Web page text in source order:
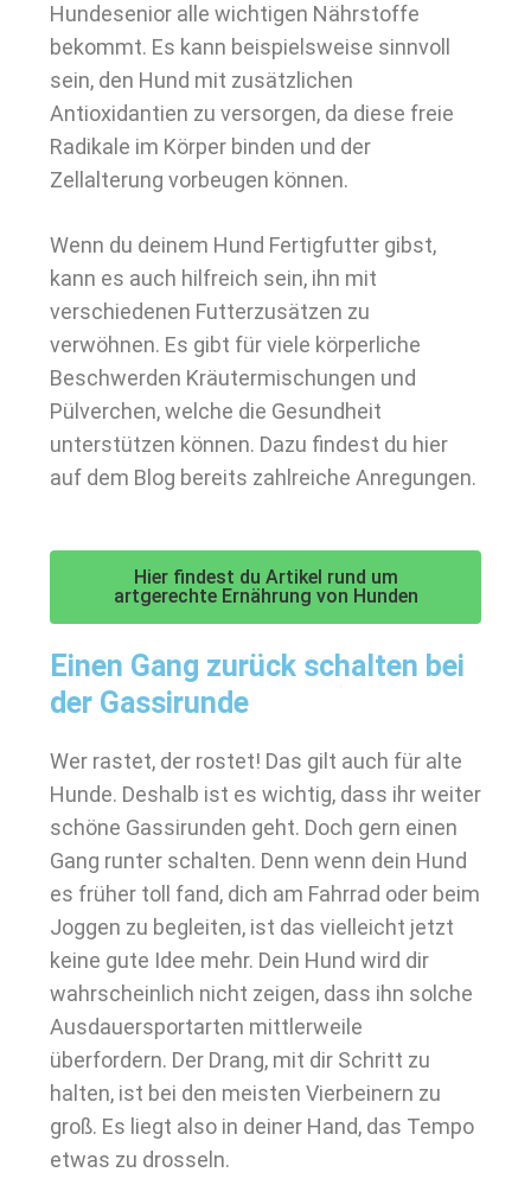
Hundesenior alle wichtigen Nährstoffe
bekommt. Es kann beispielsweise sinnvoll
sein, den Hund mit zusätzlichen
Antioxidantien zu versorgen, da diese freie
Radikale im Körper binden und der
Zellalterung vorbeugen können.
Wenn du deinem Hund Fertigfutter gibst,
kann es auch hilfreich sein, ihn mit
verschiedenen Futterzusätzen zu
verwöhnen. Es gibt für viele körperliche
Beschwerden Kräutermischungen und
Pülverchen, welche die Gesundheit
unterstützen können. Dazu findest du hier
auf dem Blog bereits zahlreiche Anregungen.
Hier findest du Artikel rund um
artgerechte Ernährung von Hunden
Einen Gang zurück schalten bei
der Gassirunde
Wer rastet, der rostet! Das gilt auch für alte
Hunde. Deshalb ist es wichtig, dass ihr weiter
schöne Gassirunden geht. Doch gern einen
Gang runter schalten. Denn wenn dein Hund
es früher toll fand, dich am Fahrrad oder beim
Joggen zu begleiten, ist das vielleicht jetzt
keine gute Idee mehr. Dein Hund wird dir
wahrscheinlich nicht zeigen, dass ihn solche
Ausdauersportarten mittlerweile
überfordern. Der Drang, mit dir Schritt zu
halten, ist bei den meisten Vierbeinern zu
groß. Es liegt also in deiner Hand, das Tempo
etwas zu drosseln.